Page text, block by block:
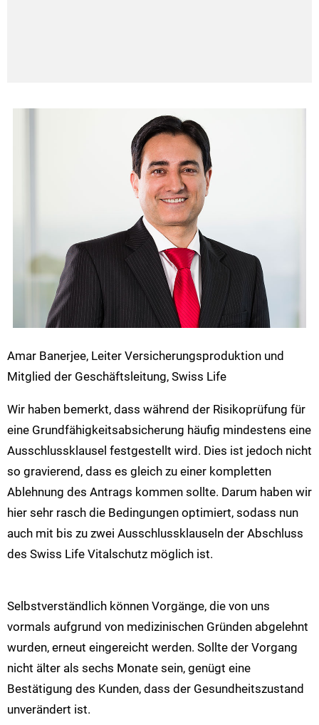
Amar Banerjee, Leiter Versicherungsproduktion und
Mitglied der Geschäftsleitung, Swiss Life
Wir haben bemerkt, dass während der Risikoprüfung für
eine Grundfähigkeitsabsicherung häufig mindestens eine
Ausschlussklausel festgestellt wird. Dies ist jedoch nicht
so gravierend, dass es gleich zu einer kompletten
Ablehnung des Antrags kommen sollte. Darum haben wir
hier sehr rasch die Bedingungen optimiert, sodass nun
auch mit bis zu zwei Ausschlussklauseln der Abschluss
des Swiss Life Vitalschutz möglich ist.
Selbstverständlich können Vorgänge, die von uns
vormals aufgrund von medizinischen Gründen abgelehnt
wurden, erneut eingereicht werden. Sollte der Vorgang
nicht älter als sechs Monate sein, genügt eine
Bestätigung des Kunden, dass der Gesundheitszustand
unverändert ist.